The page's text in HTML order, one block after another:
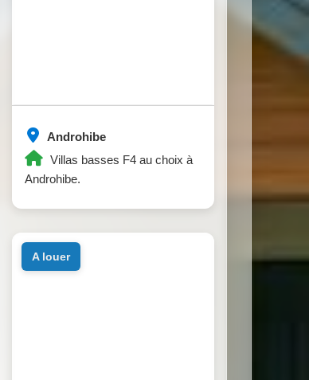
Androhibe
Villas basses F4 au choix à
Androhibe.
a louer